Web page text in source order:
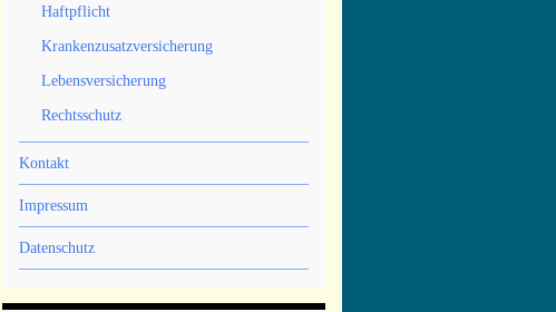
Haftpflicht
Krankenzusatzversicherung
Lebensversicherung
Rechtsschutz
Kontakt
Impressum
Datenschutz